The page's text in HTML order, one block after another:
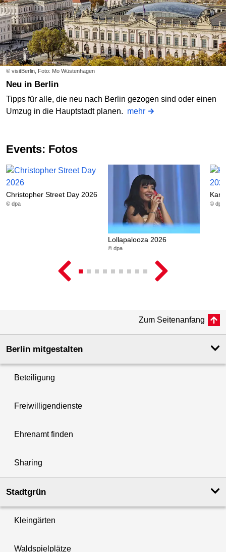
© visitBerlin, Foto: Mo Wüstenhagen
Neu in Berlin
Tipps für alle, die neu nach Berlin gezogen sind oder einen
Umzug in die Hauptstadt planen. mehr
Events: Fotos
Christopher Street Day 2026
© dpa
Lollapalooza 2026
© dpa
© dpa
Zum Seitenanfang
Berlin mitgestalten
Beteiligung
Freiwilligendienste
Ehrenamt finden
Sharing
Stadtgrün
Kleingärten
Waldspielplätze